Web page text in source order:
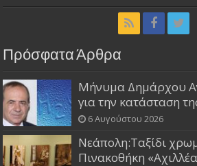
Πρόσφατα Άρθρα
Μήνυμα Δημάρχου
για την κατάσταση
6 Αυγούστου 2026
Νεάπολη:Ταξίδι
Πινακοθήκη